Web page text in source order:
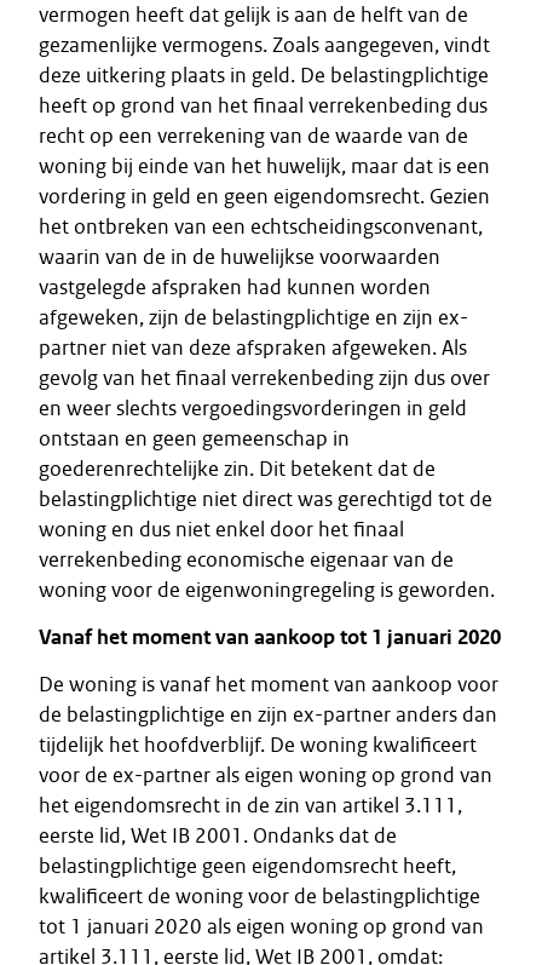
vermogen heeft dat gelijk is aan de helft van de
gezamenlijke vermogens. Zoals aangegeven, vindt
deze uitkering plaats in geld. De belastingplichtige
heeft op grond van het finaal verrekenbeding dus
recht op een verrekening van de waarde van de
woning bij einde van het huwelijk, maar dat is een
vordering in geld en geen eigendomsrecht. Gezien
het ontbreken van een echtscheidingsconvenant,
waarin van de in de huwelijkse voorwaarden
vastgelegde afspraken had kunnen worden
afgeweken, zijn de belastingplichtige en zijn ex-
partner niet van deze afspraken afgeweken. Als
gevolg van het finaal verrekenbeding zijn dus over
en weer slechts vergoedingsvorderingen in geld
ontstaan en geen gemeenschap in
goederenrechtelijke zin. Dit betekent dat de
belastingplichtige niet direct was gerechtigd tot de
woning en dus niet enkel door het finaal
verrekenbeding economische eigenaar van de
woning voor de eigenwoningregeling is geworden.
Vanaf het moment van aankoop tot 1 januari 2020
De woning is vanaf het moment van aankoop voor
de belastingplichtige en zijn ex-partner anders dan
tijdelijk het hoofdverblijf. De woning kwalificeert
voor de ex-partner als eigen woning op grond van
het eigendomsrecht in de zin van artikel 3.111,
eerste lid, Wet IB 2001. Ondanks dat de
belastingplichtige geen eigendomsrecht heeft,
kwalificeert de woning voor de belastingplichtige
tot 1 januari 2020 als eigen woning op grond van
artikel 3.111, eerste lid, Wet IB 2001, omdat: